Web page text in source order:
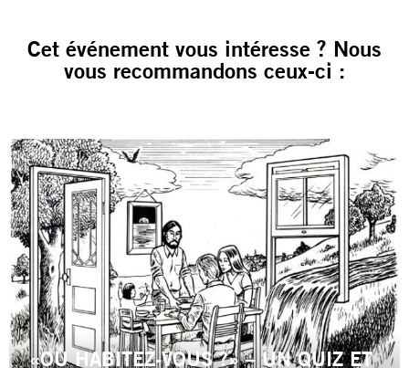
Cet événement vous intéresse ? Nous
vous recommandons ceux-ci :
«OÙ HABITEZ-VOUS ?» – UN QUIZ ET